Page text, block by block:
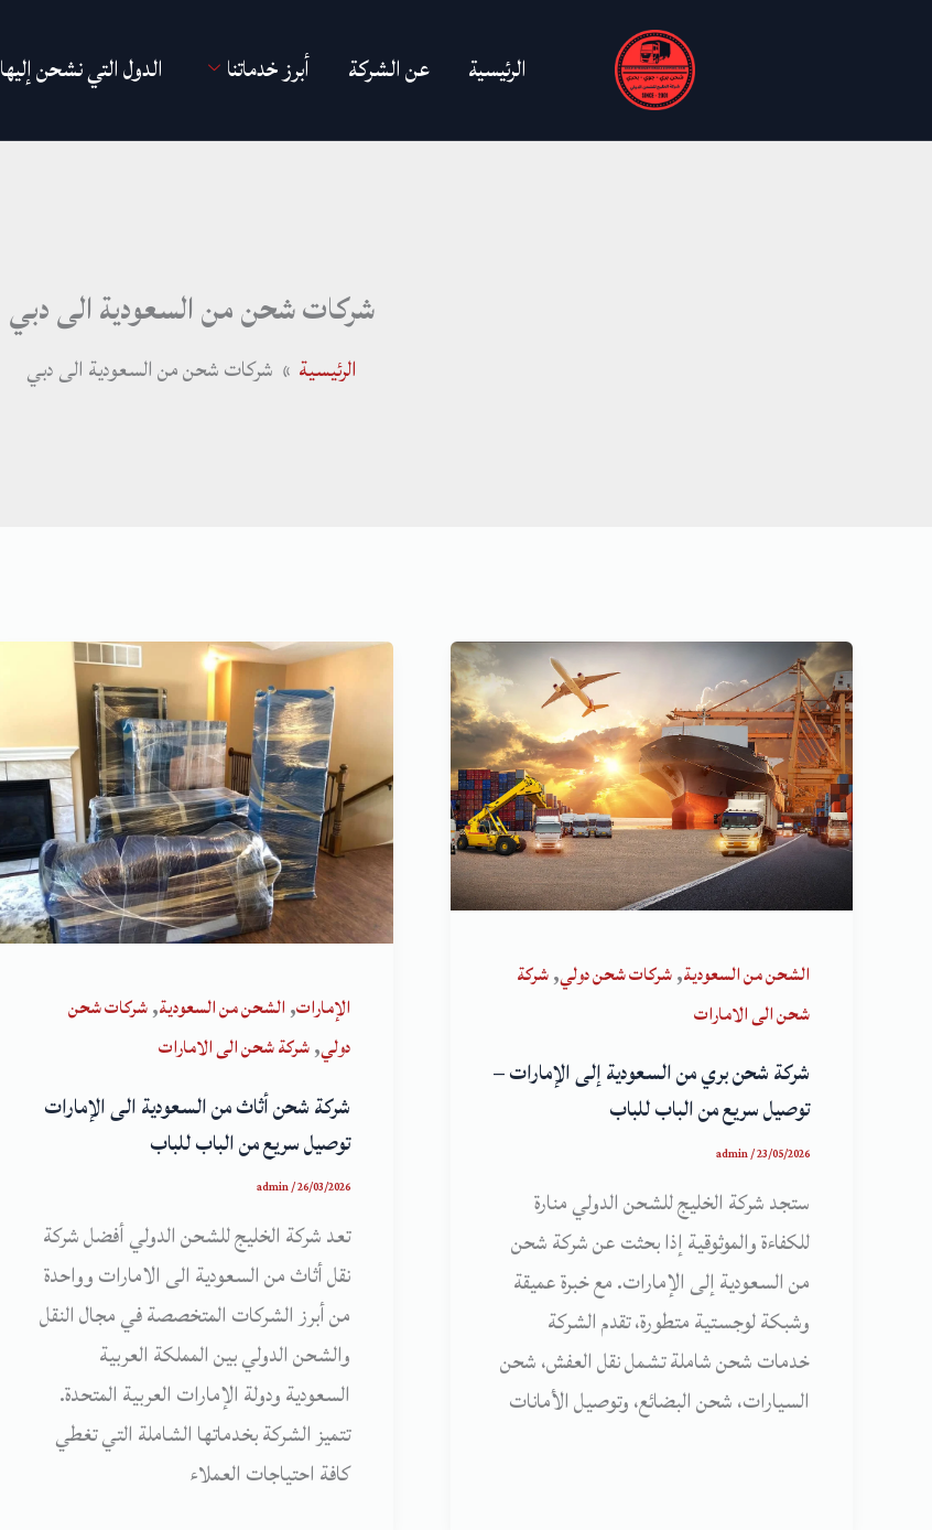
الرئيسية عن الشركة أبرز خدماتنا الدول التي نشحن إليها
شركات شحن من السعودية الى دبي
الرئيسية شركات شحن من السعودية الى دبي
الشحن من السعودية,شركات شحن دولي,شركة
شحن الى الامارات
شركة شحن بري من السعودية إلى الإمارات –
توصيل سريع من الباب للباب
admin/23/05/2026
ستجد شركة الخليج للشحن الدولي منارة
للكفاءة والموثوقية إذا بحثت عن شركة شحن
من السعودية إلى الإمارات. مع خبرة عميقة
وشبكة لوجستية متطورة، تقدم الشركة
خدمات شحن شاملة تشمل نقل العفش، شحن
السيارات، شحن البضائع، وتوصيل الأمانات
الإمارات,الشحن من السعودية,شركات شحن
دولي,شركة شحن الى الامارات
شركة شحن أثاث من السعودية الى الإمارات
توصيل سريع من الباب للباب
admin/26/03/2026
تعد شركة الخليج للشحن الدولي أفضل شركة
نقل أثاث من السعودية الى الامارات وواحدة
من أبرز الشركات المتخصصة في مجال النقل
والشحن الدولي بين المملكة العربية
السعودية ودولة الإمارات العربية المتحدة.
تتميز الشركة بخدماتها الشاملة التي تغطي
كافة احتياجات العملاء